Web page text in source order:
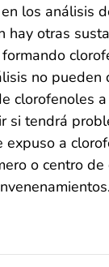
los análisis
hay otras
no pueden
clorofenoles
si tendrá
expuso a
o centro